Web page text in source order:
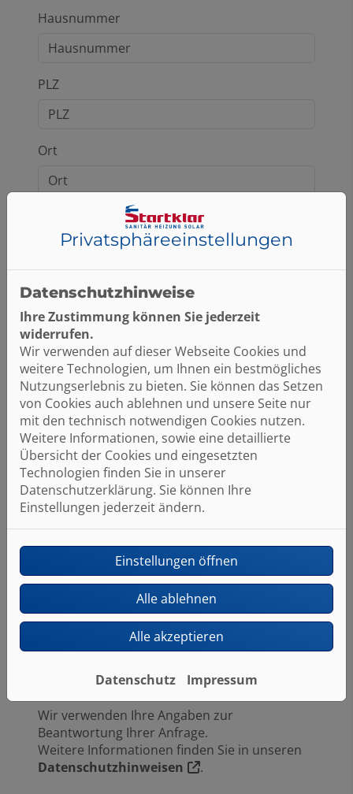
Hausnummer
PLZ
Ort
Betreff
Nachricht
Datei anhängen
Laden Sie hier Ihre Dateien hoch.
gekennzeichnet.
Wir verwenden Ihre Angaben zur
Beantwortung Ihrer Anfrage.
Weitere Informationen finden Sie in unseren
Datenschutzhinweisen
.
Privatsphäre­einstellungen
Datenschutzhinweise
Ihre Zustimmung können Sie jederzeit
widerrufen.
Wir verwenden auf dieser Webseite Cookies und
weitere Technologien, um Ihnen ein bestmögliches
Nutzungserlebnis zu bieten. Sie können das Setzen
von Cookies auch ablehnen und unsere Seite nur
mit den technisch notwendigen Cookies nutzen.
Weitere Informationen, sowie eine detaillierte
Übersicht der Cookies und eingesetzten
Technologien finden Sie in unserer
Datenschutzerklärung. Sie können Ihre
Einstellungen jederzeit ändern.
Einstellungen öffnen
Alle ablehnen
Alle akzeptieren
Datenschutz Impressum